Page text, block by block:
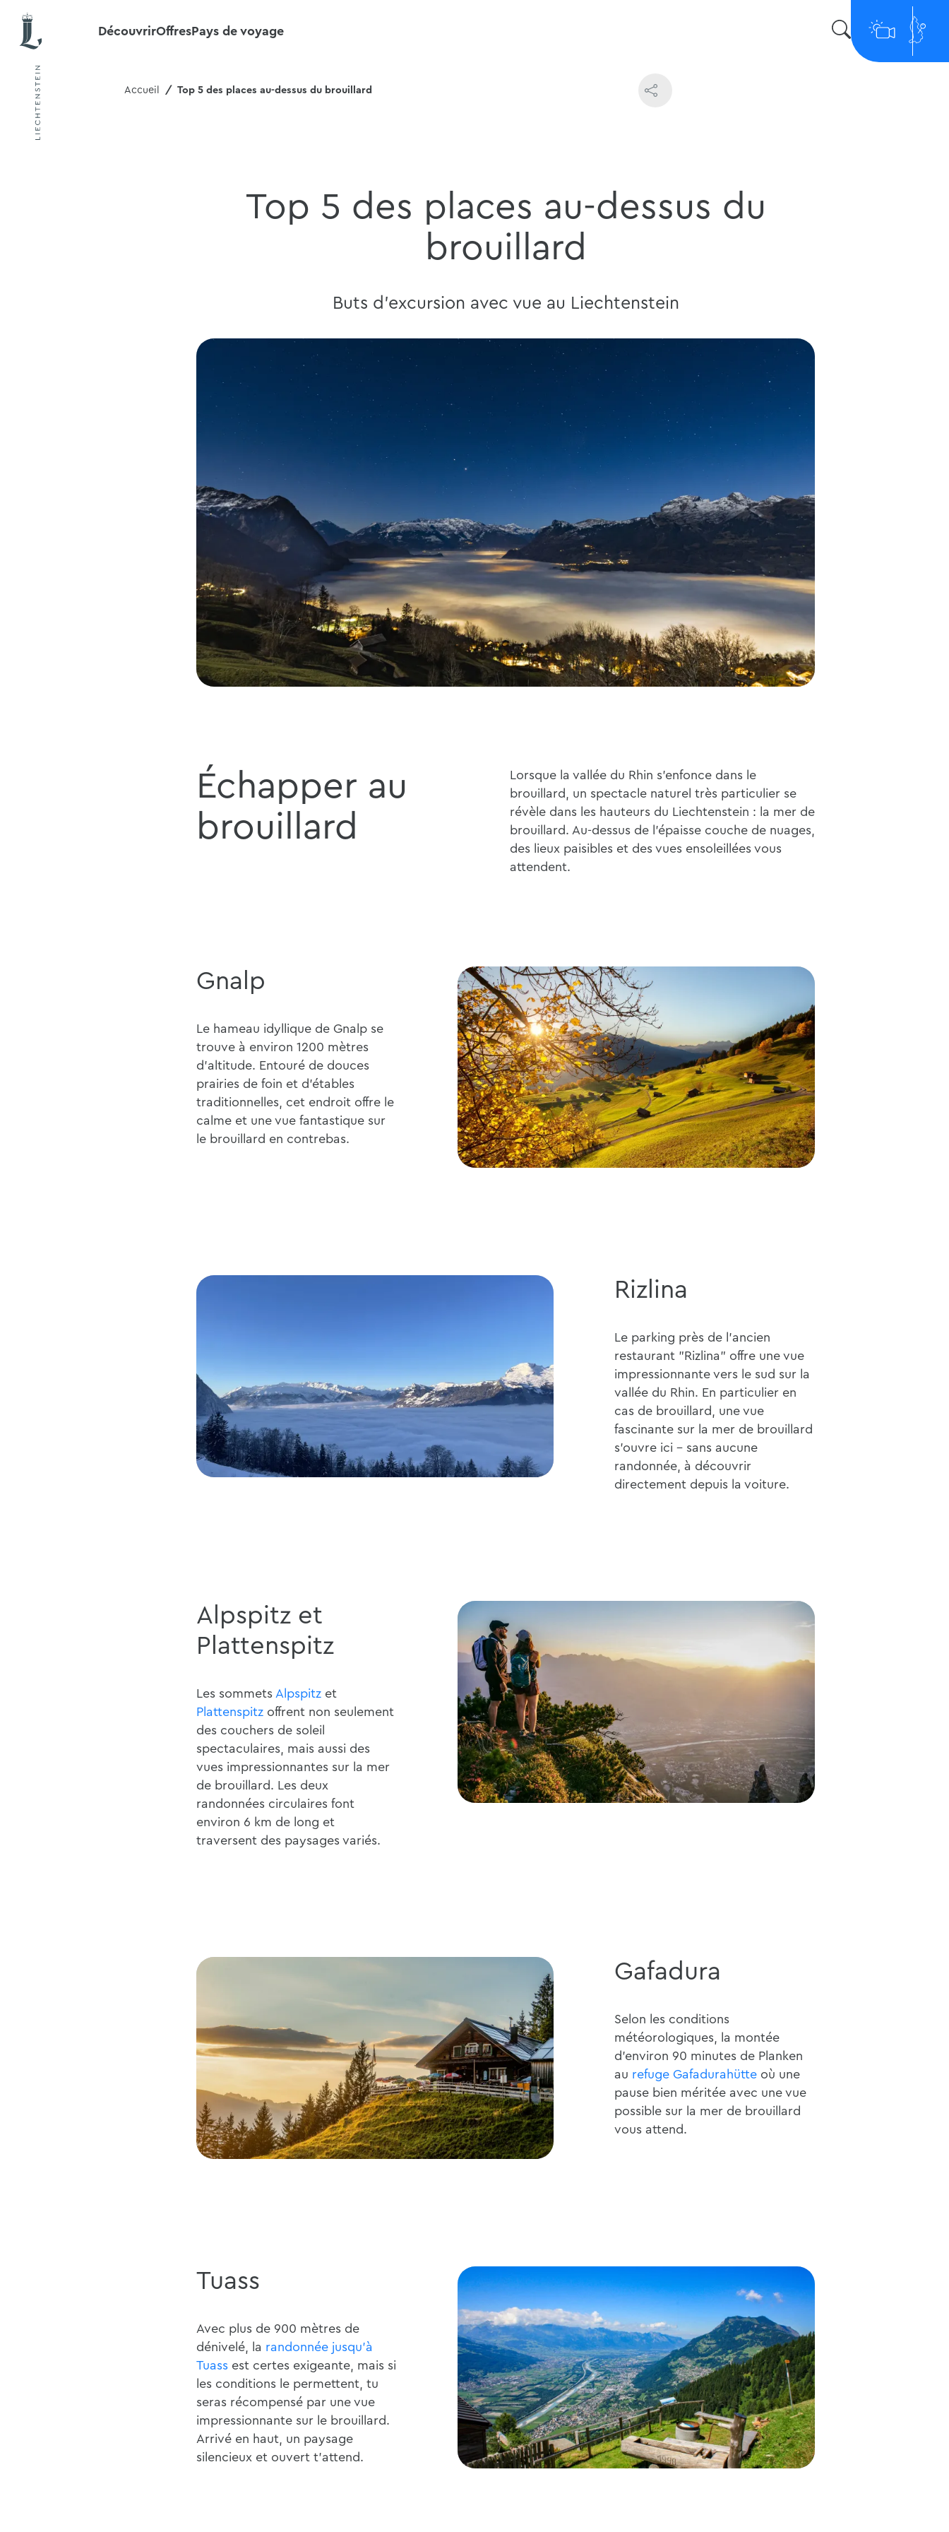
DécouvrirOffresPays de voyage
Accueil Top 5 des places au-dessus du brouillard
Top 5 des places au-dessus du
brouillard
Buts d'excursion avec vue au Liechtenstein
Échapper au
brouillard
Lorsque la vallée du Rhin s'enfonce dans le
brouillard, un spectacle naturel très particulier se
révèle dans les hauteurs du Liechtenstein : la mer de
brouillard. Au-dessus de l'épaisse couche de nuages,
des lieux paisibles et des vues ensoleillées vous
attendent.
Gnalp
Le hameau idyllique de Gnalp se
trouve à environ 1200 mètres
d'altitude. Entouré de douces
prairies de foin et d'étables
traditionnelles, cet endroit offre le
calme et une vue fantastique sur
le brouillard en contrebas.
Rizlina
Le parking près de l'ancien
restaurant "Rizlina" offre une vue
impressionnante vers le sud sur la
vallée du Rhin. En particulier en
cas de brouillard, une vue
fascinante sur la mer de brouillard
s'ouvre ici - sans aucune
randonnée, à découvrir
directement depuis la voiture.
Alpspitz et
Plattenspitz
Les sommets Alpspitz et
Plattenspitz offrent non seulement
des couchers de soleil
spectaculaires, mais aussi des
vues impressionnantes sur la mer
de brouillard. Les deux
randonnées circulaires font
environ 6 km de long et
traversent des paysages variés.
Gafadura
Selon les conditions
météorologiques, la montée
d'environ 90 minutes de Planken
au refuge Gafadurahütte où une
pause bien méritée avec une vue
possible sur la mer de brouillard
vous attend.
Tuass
Avec plus de 900 mètres de
dénivelé, la randonnée jusqu'à
Tuass est certes exigeante, mais si
les conditions le permettent, tu
seras récompensé par une vue
impressionnante sur le brouillard.
Arrivé en haut, un paysage
silencieux et ouvert t'attend.